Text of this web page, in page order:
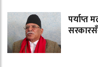
पर्याप्त